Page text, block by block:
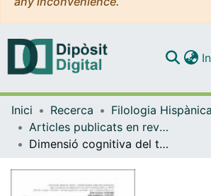
Navega
Com
Inici Recerca
Articles publicats en revistes (Filologia Hispànica, Teoria de la Literatura i Comunicació)
Dimensió cognitiva del tall cinematogràfic